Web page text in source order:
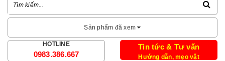
Sản phẩm đã xem
HOTLINE
0983.386.667
Tin tức & Tư vấn
Hướng dẫn, mẹo vặt